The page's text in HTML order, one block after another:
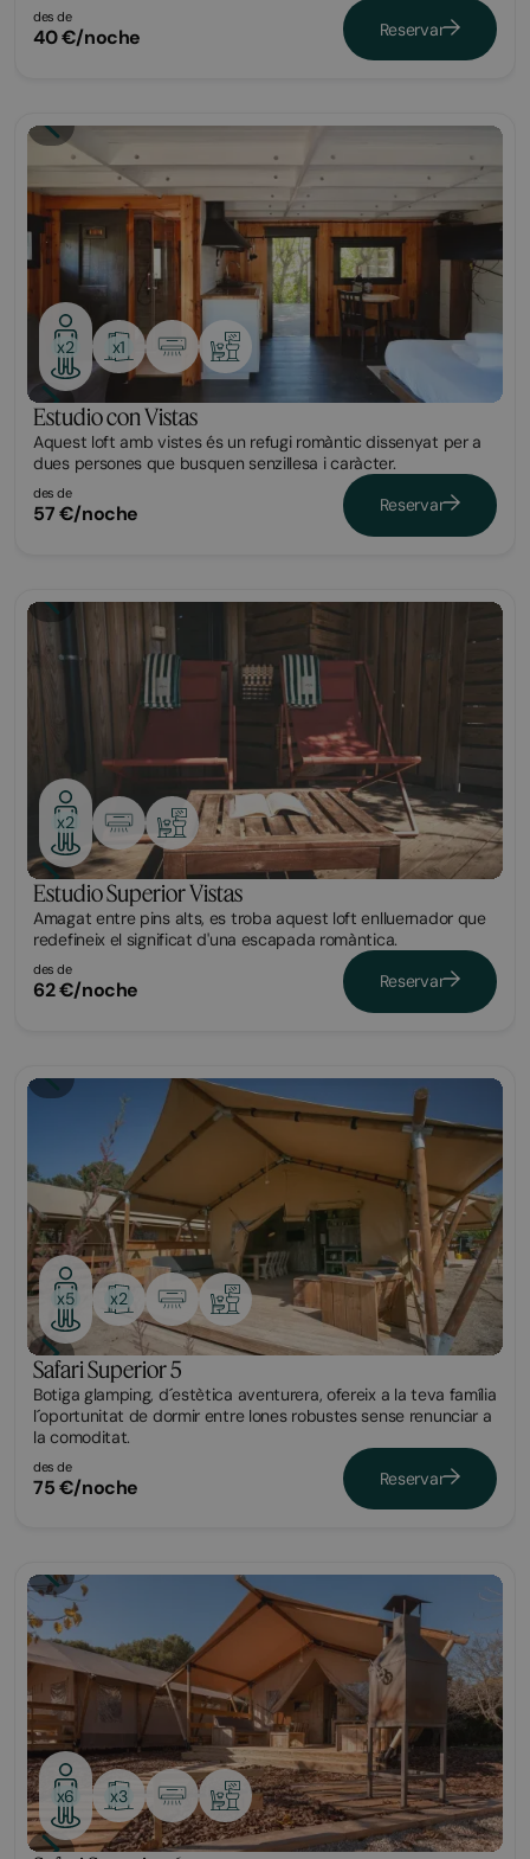
des de
40 €/noche Reservar
Bungalow
x2 x1
Estudio con Vistas
Aquest loft amb vistes és un refugi romàntic dissenyat per a
dues persones que busquen senzillesa i caràcter.
des de
57 €/noche Reservar
Bungalow
x2
Estudio Superior Vistas
Amagat entre pins alts, es troba aquest loft enlluernador que
redefineix el significat d'una escapada romàntica.
des de
62 €/noche Reservar
Glamping
x5 x2
Safari Superior 5
Botiga glamping, d´estètica aventurera, ofereix a la teva família
l´oportunitat de dormir entre lones robustes sense renunciar a
la comoditat.
des de
75 €/noche Reservar
Glamping
x6 x3